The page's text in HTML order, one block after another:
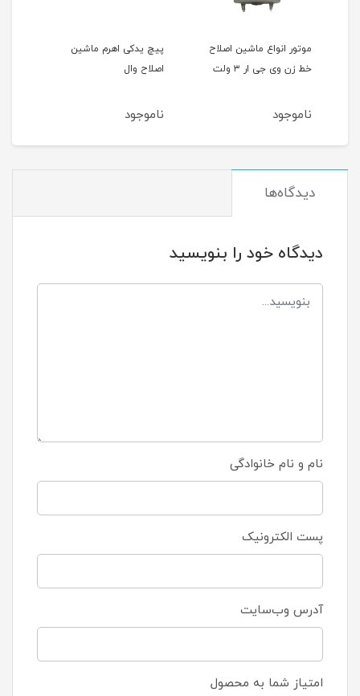
پیچ یدکی اهرم ماشین
اصلاح وال
کیپ بلید ماشین اصلاح وال
دیدگاه‌ها
دیدگاه خود را بنویسید
نام و نام خانوادگی
پست الکترونیک
آدرس وب‌سایت
امتیاز شما به محصول